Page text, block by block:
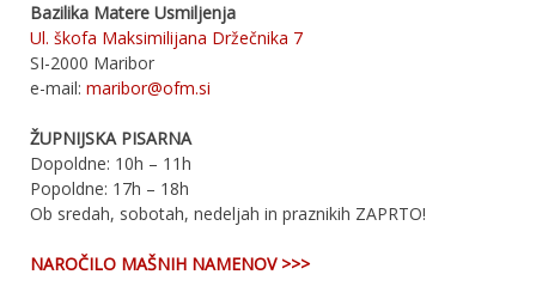
Bazilika Matere Usmiljenja
Ul. škofa Maksimilijana Držečnika 7
SI-2000 Maribor
e-mail: maribor@ofm.si
ŽUPNIJSKA PISARNA
Dopoldne: 10h – 11h
Popoldne: 17h – 18h
Ob sredah, sobotah, nedeljah in praznikih ZAPRTO!
NAROČILO MAŠNIH NAMENOV >>>